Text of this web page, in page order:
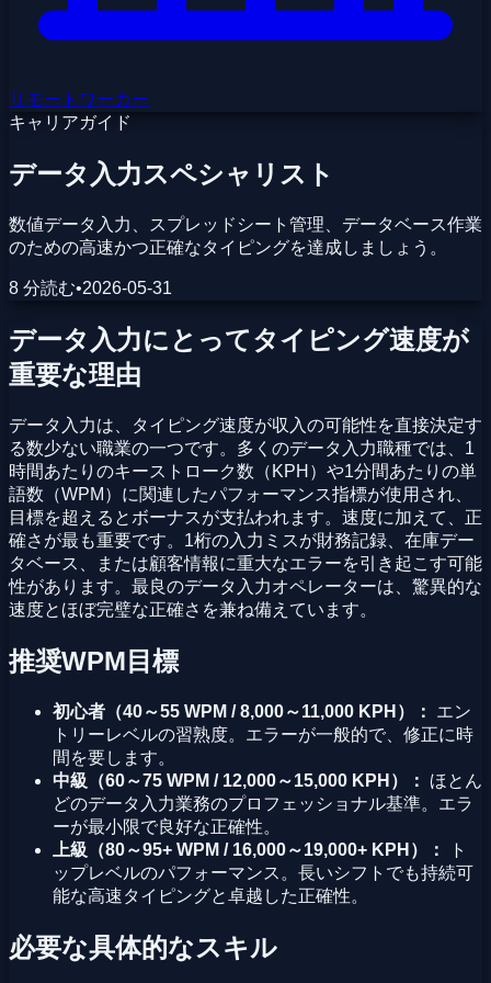
リモートワーカー
キャリアガイド
データ入力スペシャリスト
数値データ入力、スプレッドシート管理、データベース作業
のための高速かつ正確なタイピングを達成しましょう。
8 分読む•2026-05-31
データ入力にとってタイピング速度が
重要な理由
データ入力は、タイピング速度が収入の可能性を直接決定す
る数少ない職業の一つです。多くのデータ入力職種では、1
時間あたりのキーストローク数（KPH）や1分間あたりの単
語数（WPM）に関連したパフォーマンス指標が使用され、
目標を超えるとボーナスが支払われます。速度に加えて、正
確さが最も重要です。1桁の入力ミスが財務記録、在庫デー
タベース、または顧客情報に重大なエラーを引き起こす可能
性があります。最良のデータ入力オペレーターは、驚異的な
速度とほぼ完璧な正確さを兼ね備えています。
推奨WPM目標
初心者（40～55 WPM / 8,000～11,000 KPH）：
エン
トリーレベルの習熟度。エラーが一般的で、修正に時
間を要します。
中級（60～75 WPM / 12,000～15,000 KPH）：
ほとん
どのデータ入力業務のプロフェッショナル基準。エラ
ーが最小限で良好な正確性。
上級（80～95+ WPM / 16,000～19,000+ KPH）：
ト
ップレベルのパフォーマンス。長いシフトでも持続可
能な高速タイピングと卓越した正確性。
必要な具体的なスキル